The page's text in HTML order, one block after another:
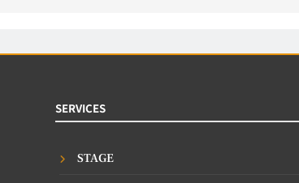
SERVICES
STAGE